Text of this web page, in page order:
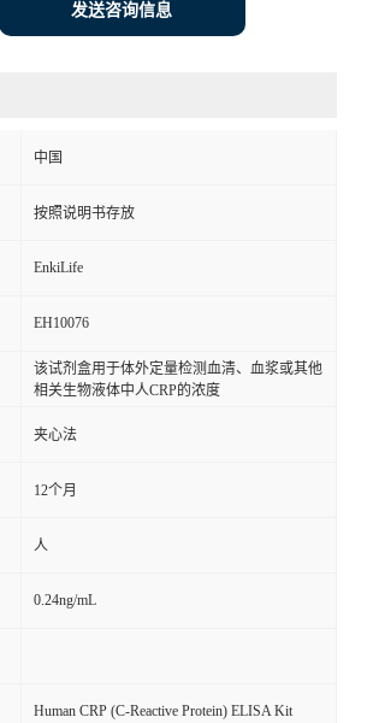
发送咨询信息
中国
按照说明书存放
EnkiLife
EH10076
该试剂盒用于体外定量检测血清、血浆或其他
相关生物液体中人CRP的浓度
夹心法
12个月
人
0.24ng/mL
Human CRP (C-Reactive Protein) ELISA Kit